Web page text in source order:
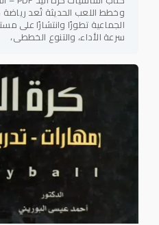
وخطط اللعب الحديثة تُعد رياضة
الجماعية تطورًا وانتشارًا على
سرعة الأداء، والتنوع الخططي،